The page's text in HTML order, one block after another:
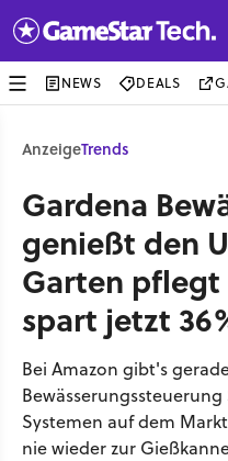
NEWS DEALS
AnzeigeTrends
Gardena
genießt den
Garten pflegt
spart jetzt
Bei Amazon gibt's
Systemen auf dem
nie wieder zur